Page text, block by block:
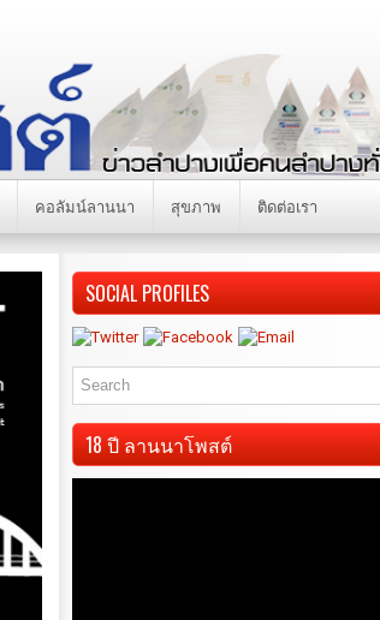
คอลัมน์ลานนา สุขภาพ ติดต่อเรา
SOCIAL PROFILES
18 ปี ลานนาโพสต์